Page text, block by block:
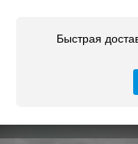
Быстрая